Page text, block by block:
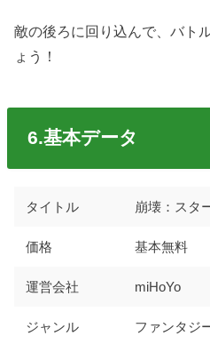
敵の後ろに回り込んで、バト
ょう！
6.基本データ
タイトル 崩壊：スタ
価格 基本無料
運営会社 miHoYo
ジャンル ファンタジ